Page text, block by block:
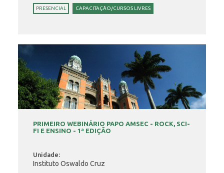
PRESENCIAL CAPACITAÇÃO/CURSOS LIVRES
PRIMEIRO WEBINÁRIO PAPO AMSEC - ROCK, SCI-
FI E ENSINO - 1ª EDIÇÃO
Unidade:
Instituto Oswaldo Cruz